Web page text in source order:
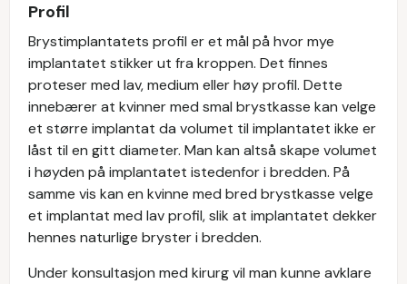
Profil
Brystimplantatets profil er et mål på hvor mye
implantatet stikker ut fra kroppen. Det finnes
proteser med lav, medium eller høy profil. Dette
innebærer at kvinner med smal brystkasse kan velge
et større implantat da volumet til implantatet ikke er
låst til en gitt diameter. Man kan altså skape volumet
i høyden på implantatet istedenfor i bredden. På
samme vis kan en kvinne med bred brystkasse velge
et implantat med lav profil, slik at implantatet dekker
hennes naturlige bryster i bredden.
Under konsultasjon med kirurg vil man kunne avklare